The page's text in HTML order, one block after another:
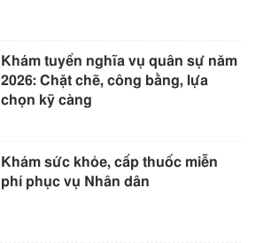
Khám tuyển nghĩa vụ quân sự năm
2026: Chặt chẽ, công bằng, lựa
chọn kỹ càng
Khám sức khỏe, cấp thuốc miễn
phí phục vụ Nhân dân